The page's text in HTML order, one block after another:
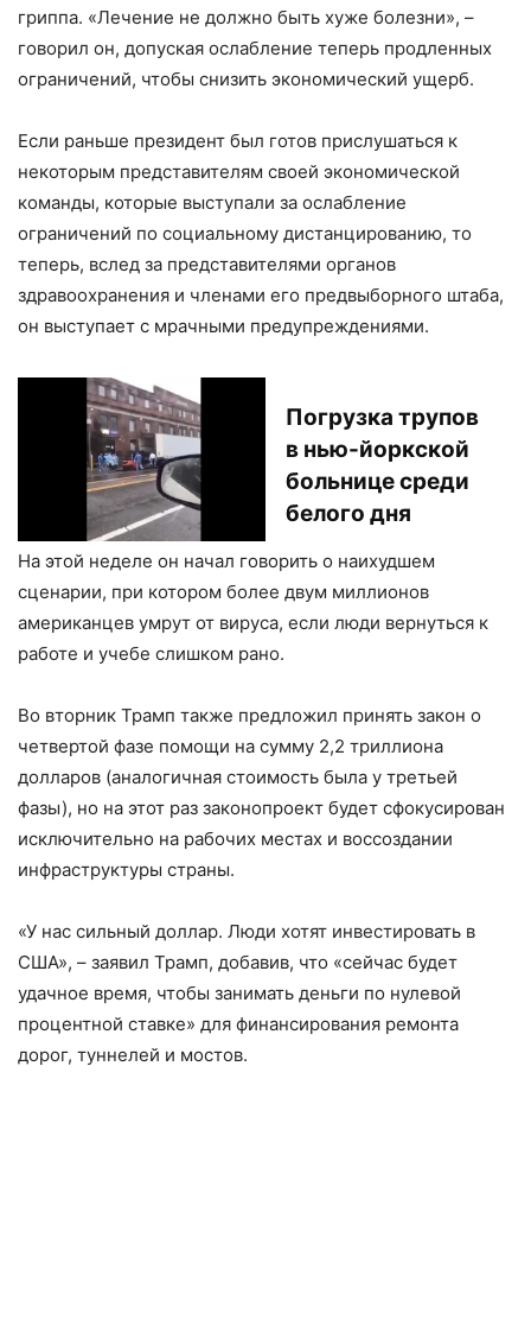
гриппа. «Лечение не должно быть хуже болезни», –
говорил он, допуская ослабление теперь продленных
ограничений, чтобы снизить экономический ущерб.
Если раньше президент был готов прислушаться к
некоторым представителям своей экономической
команды, которые выступали за ослабление
ограничений по социальному дистанцированию, то
теперь, вслед за представителями органов
здравоохранения и членами его предвыборного штаба,
он выступает с мрачными предупреждениями.
Погрузка трупов
в нью-йоркской
больнице среди
белого дня
На этой неделе он начал говорить о наихудшем
сценарии, при котором более двум миллионов
американцев умрут от вируса, если люди вернуться к
работе и учебе слишком рано.
Во вторник Трамп также предложил принять закон о
четвертой фазе помощи на сумму 2,2 триллиона
долларов (аналогичная стоимость была у третьей
фазы), но на этот раз законопроект будет сфокусирован
исключительно на рабочих местах и воссоздании
инфраструктуры страны.
«У нас сильный доллар. Люди хотят инвестировать в
США», – заявил Трамп, добавив, что «сейчас будет
удачное время, чтобы занимать деньги по нулевой
процентной ставке» для финансирования ремонта
дорог, туннелей и мостов.